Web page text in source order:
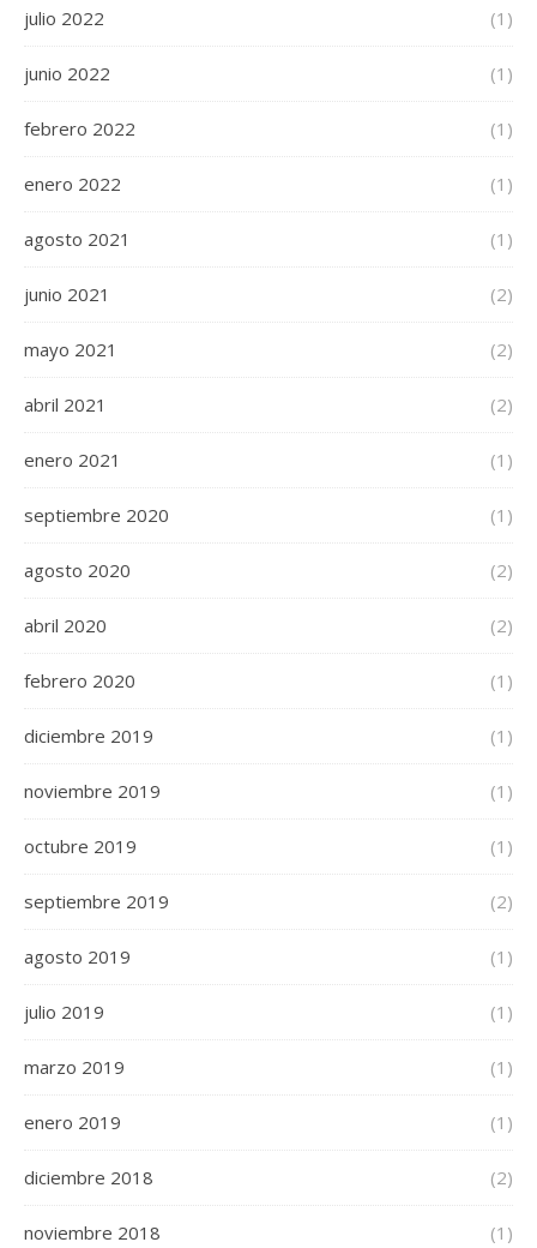
julio 2022 (1)
junio 2022 (1)
febrero 2022 (1)
enero 2022 (1)
agosto 2021 (1)
junio 2021 (2)
mayo 2021 (2)
abril 2021 (2)
enero 2021 (1)
septiembre 2020 (1)
agosto 2020 (2)
abril 2020 (2)
febrero 2020 (1)
diciembre 2019 (1)
noviembre 2019 (1)
octubre 2019 (1)
septiembre 2019 (2)
agosto 2019 (1)
julio 2019 (1)
marzo 2019 (1)
enero 2019 (1)
diciembre 2018 (2)
noviembre 2018 (1)